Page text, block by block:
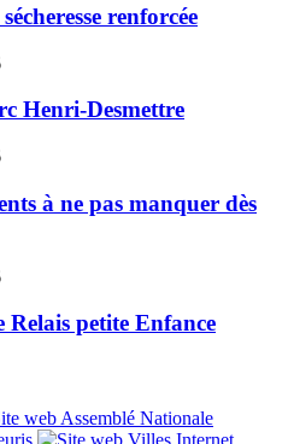
renforcée
Henri-Desmettre
à ne pas manquer dès
Relais petite Enfance